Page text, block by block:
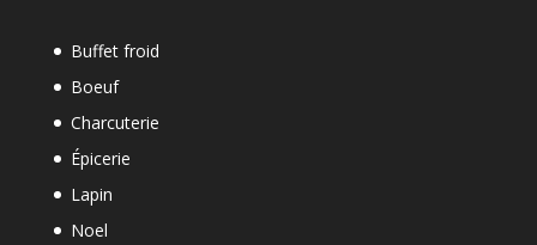
Buffet froid
Boeuf
Charcuterie
Épicerie
Lapin
Noel